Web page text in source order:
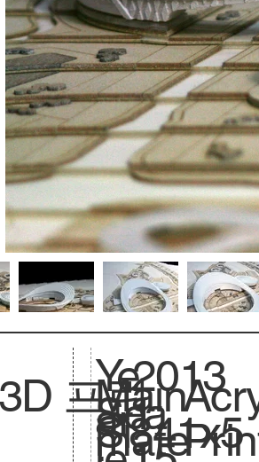
프린
Ye
ar
Main
mate
Sca
Si
2013
1:
841x5